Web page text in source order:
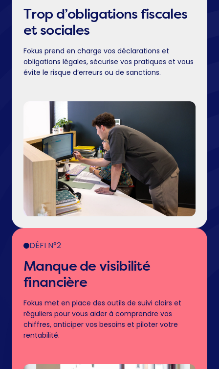
Trop d’obligations fiscales
et sociales
Fokus prend en charge vos déclarations et
obligations légales, sécurise vos pratiques et vous
évite le risque d’erreurs ou de sanctions.
DÉFI N°2
Manque de visibilité
financière
Fokus met en place des outils de suivi clairs et
réguliers pour vous aider à comprendre vos
chiffres, anticiper vos besoins et piloter votre
rentabilité.